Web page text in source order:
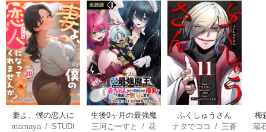
妻よ、僕の恋人に
なってくれません
mamaya /STUDI
生後0ヶ月の最強魔
王 食べるだけ強
三河ごーすと /花
ふくしゅうさん
ナタでココ / 三蒼
梅
蔵